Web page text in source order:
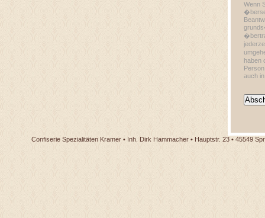
Wenn
haben
auch
Confiserie Spezialitäten Kramer • Inh. Dirk Hammacher • Hauptstr. 23 • 45549